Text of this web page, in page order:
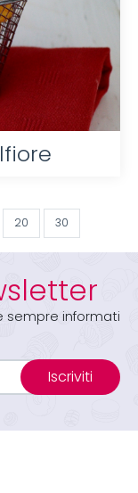
20 30
sempre informati
Iscriviti